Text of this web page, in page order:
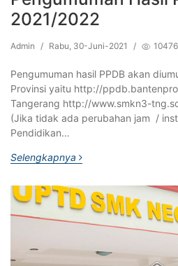
2021/2022
Admin / Rabu, 30-Juni-2021 / 10476
Pengumuman hasil PPDB akan
Provinsi yaitu http://
Tangerang http://www.smkn3-
(Jika tidak ada perubahan jam /
Pendidikan…
Selengkapnya